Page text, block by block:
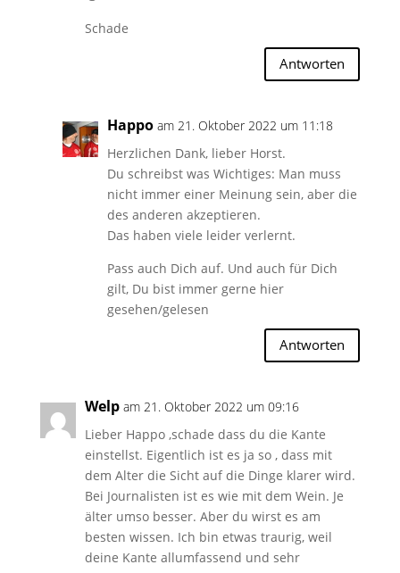
Schade
Antworten
Happo am 21. Oktober 2022 um 11:18
Herzlichen Dank, lieber Horst.
Du schreibst was Wichtiges: Man muss
nicht immer einer Meinung sein, aber die
des anderen akzeptieren.
Das haben viele leider verlernt.
Pass auch Dich auf. Und auch für Dich
gilt, Du bist immer gerne hier
gesehen/gelesen
Antworten
Welp am 21. Oktober 2022 um 09:16
Lieber Happo ,schade dass du die Kante
einstellst. Eigentlich ist es ja so , dass mit
dem Alter die Sicht auf die Dinge klarer wird.
Bei Journalisten ist es wie mit dem Wein. Je
älter umso besser. Aber du wirst es am
besten wissen. Ich bin etwas traurig, weil
deine Kante allumfassend und sehr